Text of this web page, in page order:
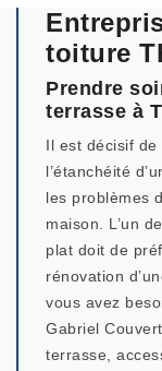
toiture
Prendre
terrasse à
Il est décisif de
l’étanchéité
les problèmes
maison. L’un
plat doit de
rénovation
vous avez
Gabriel
terrasse,